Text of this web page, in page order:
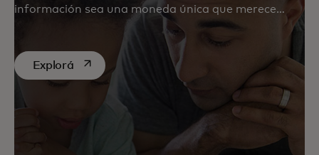
información sea una moneda única que merece
fuertes medidas de seguridad y vigilancia constante.
Descubrí nuestras últimos análisis sobre IA.
Exploráse abre en una pestaña nueva